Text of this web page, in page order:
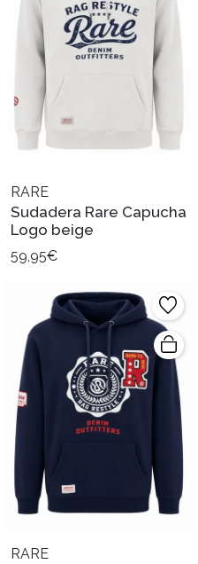
RARE
Sudadera Rare Capucha
Logo beige
59,95€
RARE